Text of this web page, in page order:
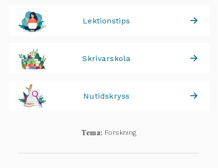
Lektionstips
Skrivarskola
Nutidskryss
Tema: Forskning